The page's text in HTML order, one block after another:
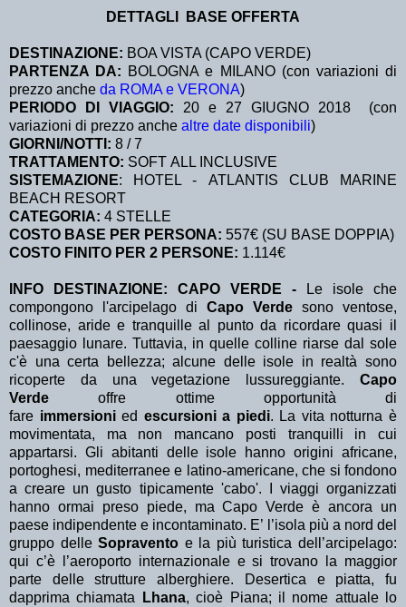
DETTAGLI BASE OFFERTA
DESTINAZIONE: BOA VISTA (CAPO VERDE)
PARTENZA DA: BOLOGNA e MILANO (con variazioni di
prezzo anche da ROMA e VERONA)
PERIODO DI VIAGGIO: 20 e 27 GIUGNO 2018 (con
variazioni di prezzo anche altre date disponibili)
GIORNI/NOTTI: 8 / 7
TRATTAMENTO: SOFT ALL INCLUSIVE
SISTEMAZIONE: HOTEL - ATLANTIS CLUB MARINE
BEACH RESORT
CATEGORIA: 4 STELLE
COSTO BASE PER PERSONA: 557€ (SU BASE DOPPIA)
COSTO FINITO PER 2 PERSONE: 1.114€
INFO DESTINAZIONE: CAPO VERDE -
Le isole che
compongono l'arcipelago di Capo Verde sono ventose,
collinose, aride e tranquille al punto da ricordare quasi il
paesaggio lunare. Tuttavia, in quelle colline riarse dal sole
c'è una certa bellezza; alcune delle isole in realtà sono
ricoperte da una vegetazione lussureggiante. Capo
Verde offre ottime opportunità di
fare immersionied escursioni a piedi. La vita notturna è
movimentata, ma non mancano posti tranquilli in cui
appartarsi. Gli abitanti delle isole hanno origini africane,
portoghesi, mediterranee e latino-americane, che si fondono
a creare un gusto tipicamente 'cabo'. I viaggi organizzati
hanno ormai preso piede, ma Capo Verde è ancora un
paese indipendente e incontaminato. E’ l’isola più a nord del
gruppo delleSopravento e la più turistica dell’arcipelago:
qui c’è l’aeroporto internazionale e si trovano la maggior
parte delle strutture alberghiere. Desertica e piatta, fu
dapprima chiamata
Lhana, cioè Piana; il nome attuale lo